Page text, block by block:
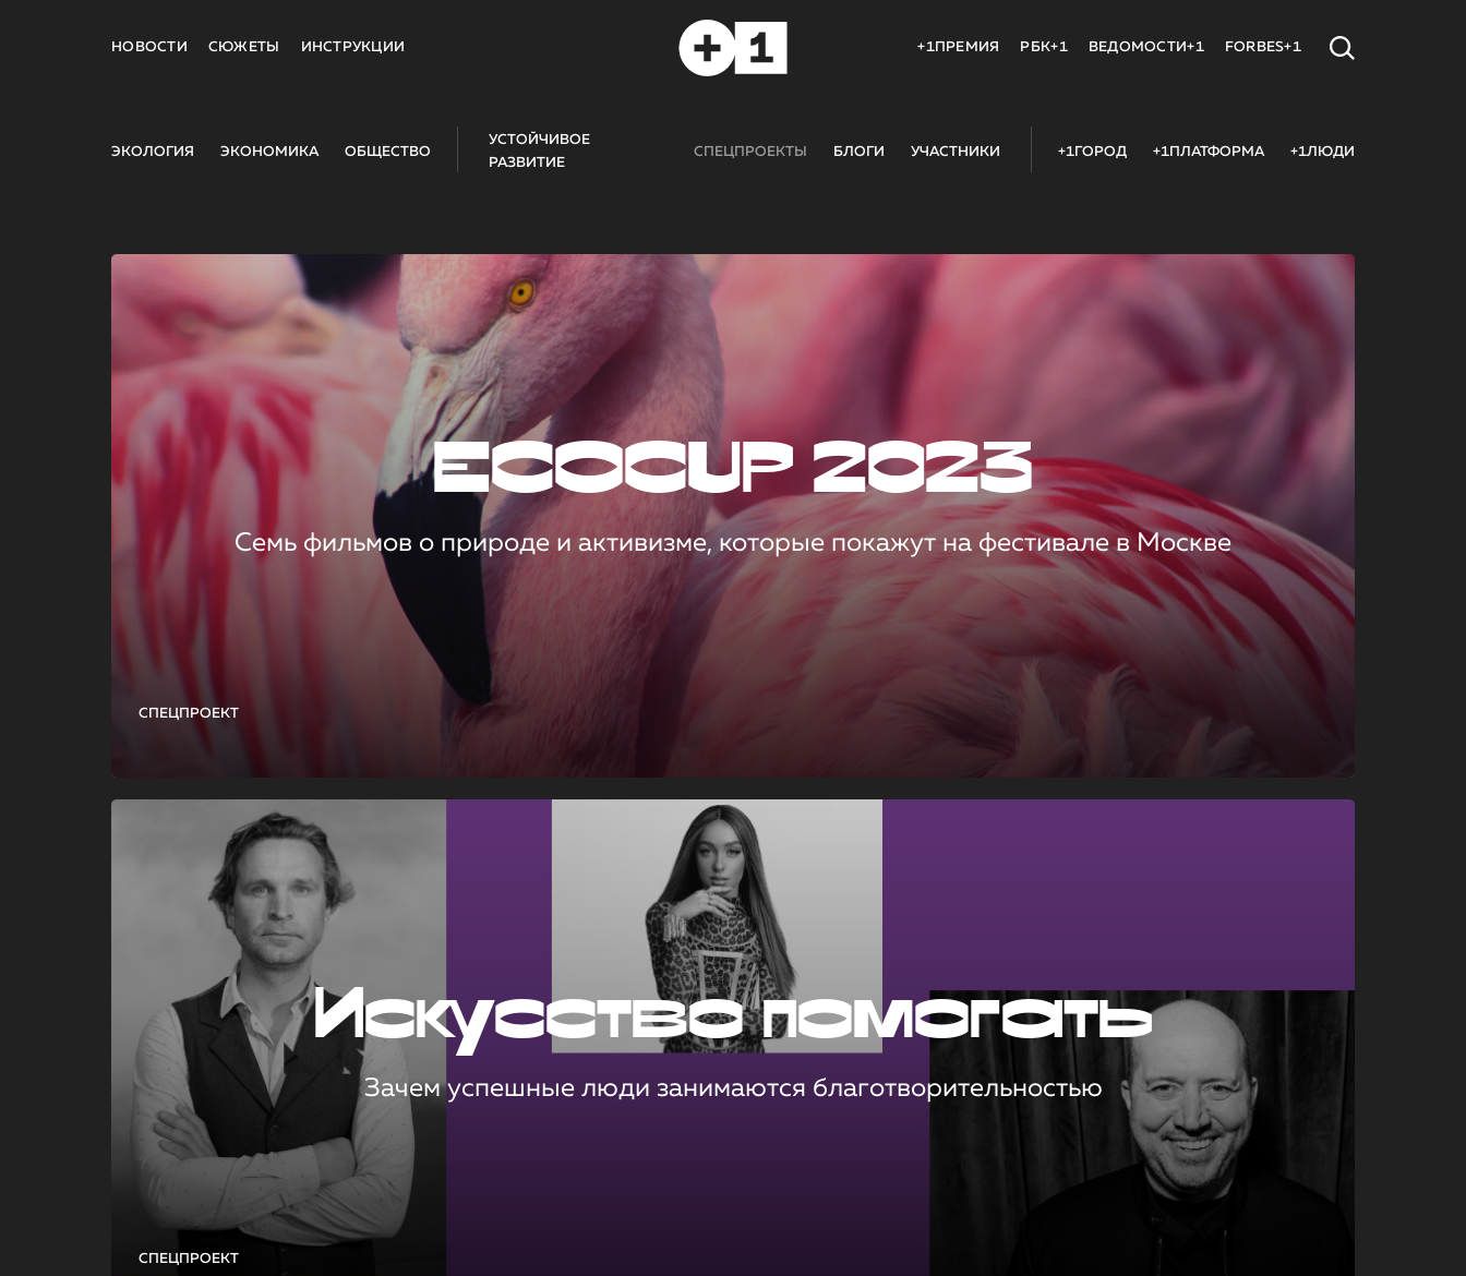
НОВОСТИ СЮЖЕТЫ ИНСТРУКЦИИ +1ПРЕМИЯ РБК+1 ВЕДОМОСТИ+1 FORBES+1
ЭКОЛОГИЯ ЭКОНОМИКА ОБЩЕСТВО
УСТОЙЧИВОЕ
РАЗВИТИЕ
СПЕЦПРОЕКТЫ БЛОГИ УЧАСТНИКИ +1ГОРОД +1ПЛАТФОРМА +1ЛЮДИ
СПЕЦПРОЕКТ
ECOCUP 2023
Семь фильмов о природе и активизме, которые покажут на фестивале в Москве
СПЕЦПРОЕКТ
Искусство помогать
Зачем успешные люди занимаются благотворительностью